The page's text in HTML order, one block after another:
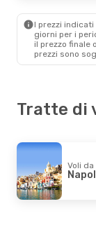
I prezzi
giorni per i
il ​​prezzo finale
prezzi sono
Tratte di
Voli da